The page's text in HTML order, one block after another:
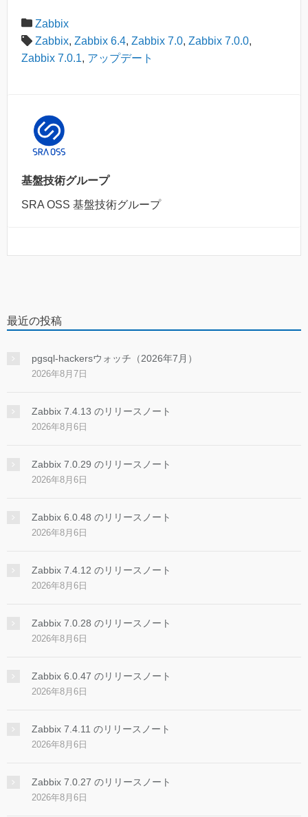
Zabbix
Zabbix, Zabbix 6.4, Zabbix 7.0, Zabbix 7.0.0,
Zabbix 7.0.1, アップデート
基盤技術グループ
SRA OSS 基盤技術グループ
最近の投稿
pgsql-hackersウォッチ（2026年7月）
2026年8月7日
Zabbix 7.4.13 のリリースノート
2026年8月6日
Zabbix 7.0.29 のリリースノート
2026年8月6日
Zabbix 6.0.48 のリリースノート
2026年8月6日
Zabbix 7.4.12 のリリースノート
2026年8月6日
Zabbix 7.0.28 のリリースノート
2026年8月6日
Zabbix 6.0.47 のリリースノート
2026年8月6日
Zabbix 7.4.11 のリリースノート
2026年8月6日
Zabbix 7.0.27 のリリースノート
2026年8月6日